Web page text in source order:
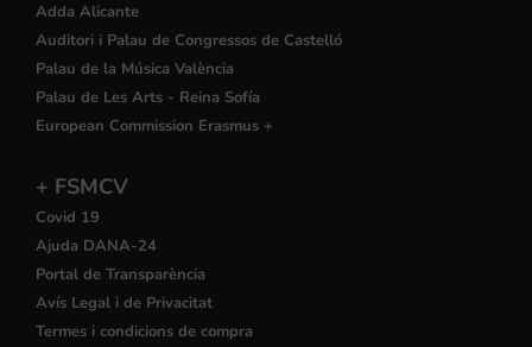
Adda Alicante
Auditori i Palau de Congressos de Castelló
Palau de la Música València
Palau de Les Arts - Reina Sofía
European Commission Erasmus +
+ FSMCV
Covid 19
Ajuda DANA-24
Portal de Transparència
Avís Legal i de Privacitat
Termes i condicions de compra